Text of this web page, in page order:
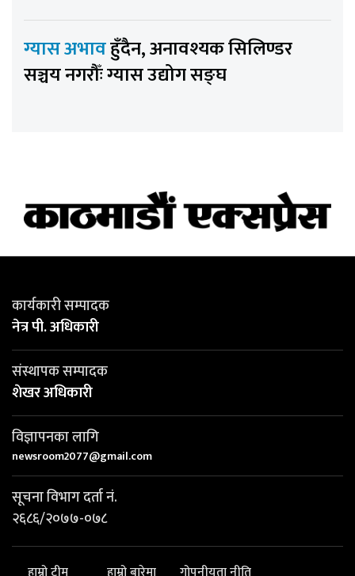
ग्यास अभावहुँदैन, अनावश्यक सिलिण्डर
सञ्चय नगरौँः ग्यास उद्योग सङ्घ
कार्यकारी सम्पादक
नेत्र पी. अधिकारी
संस्थापक सम्पादक
शेखर अधिकारी
विज्ञापनका लागि
newsroom2077@gmail.com
सूचना विभाग दर्ता नं.
२६८६/२०७७-०७८